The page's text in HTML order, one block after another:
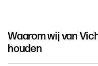
Waarom wij van
houden